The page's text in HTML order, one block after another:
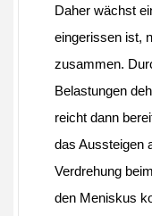
Daher wächst
eingerissen ist,
zusammen.
Belastungen
reicht dann
das Aussteigen
Verdrehung
den Meniskus